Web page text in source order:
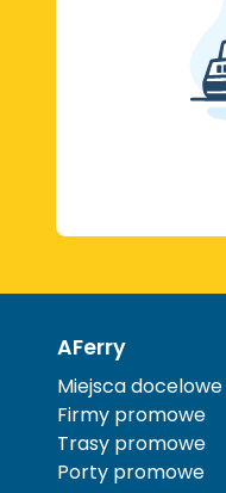
AFerry
Miejsca
Firmy promowe
Trasy promowe
Porty promowe